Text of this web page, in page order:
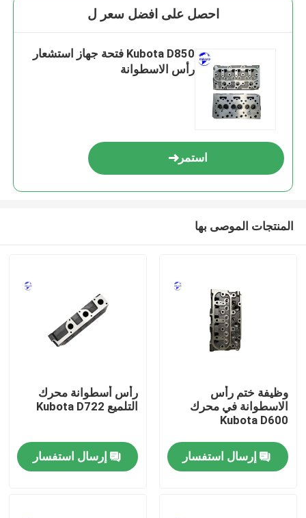
احصل على افضل سعر ل
Kubota D850 فتحة جهاز استشعار
رأس الاسطوانة
استمر
المنتجات الموصى بها
وظيفة ختم رأس
الاسطوانة في محرك
Kubota D600
إرسال استفسار
رأس أسطوانة محرك
التلميع Kubota D722
إرسال استفسار